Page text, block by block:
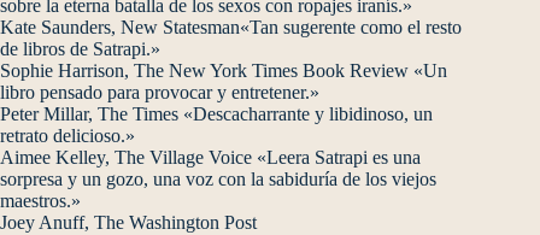
sobre la eterna batalla de los sexos con ropajes iranís.»
Kate Saunders, New Statesman«Tan sugerente como el resto
de libros de Satrapi.»
Sophie Harrison, The New York Times Book Review «Un
libro pensado para provocar y entretener.»
Peter Millar, The Times «Descacharrante y libidinoso, un
retrato delicioso.»
Aimee Kelley, The Village Voice «Leera Satrapi es una
sorpresa y un gozo, una voz con la sabiduría de los viejos
maestros.»
Joey Anuff, The Washington Post